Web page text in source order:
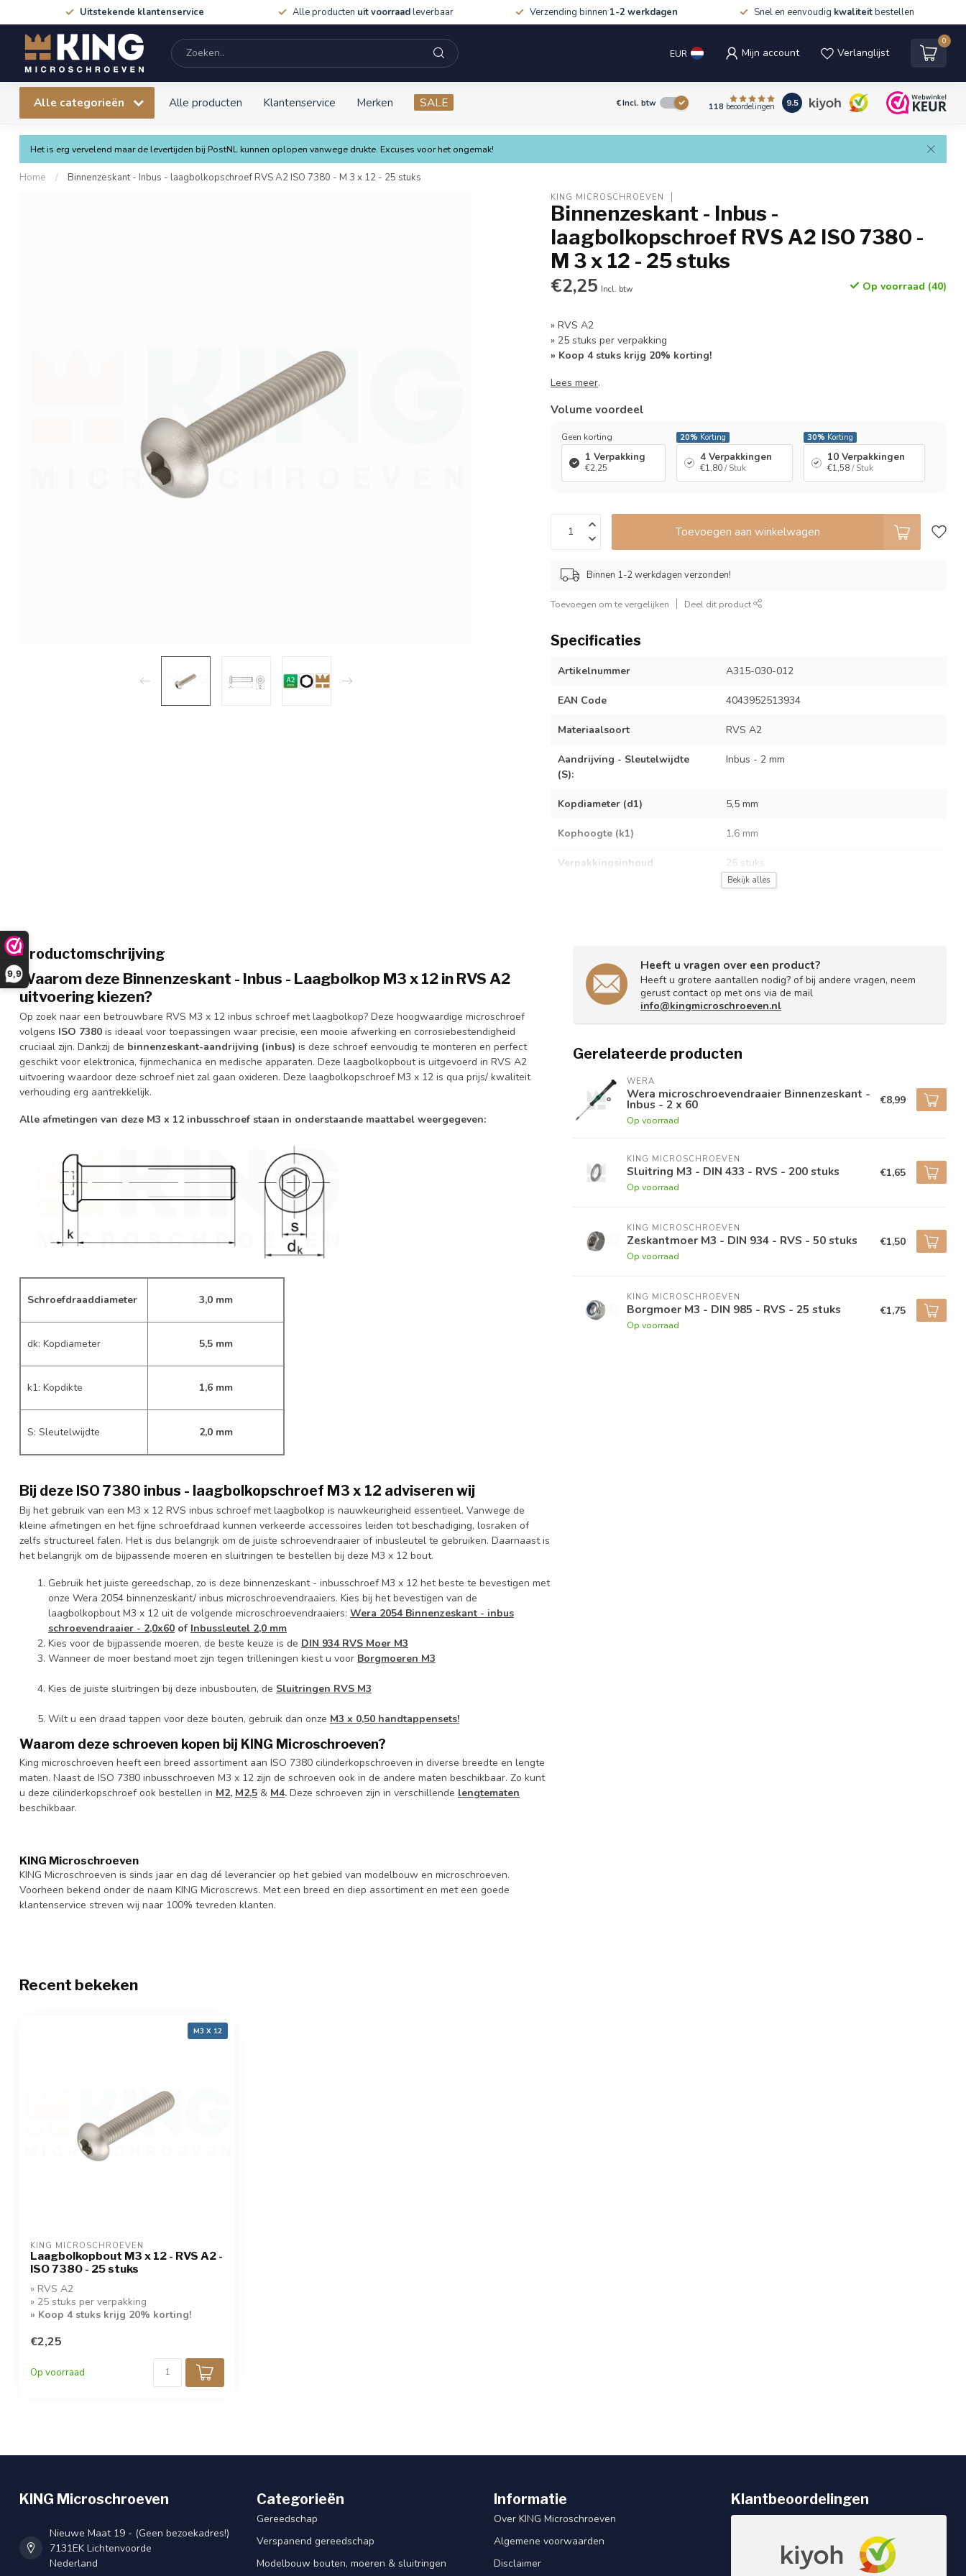
9,9
Uitstekende klantenservice Alle producten uit voorraadleverbaar Verzending binnen 1-2 werkdagen Snel en eenvoudig kwaliteitbestellen
EUR Mijn account Verlanglijst
0
Alle categorieën Alle producten Klantenservice Merken SALE €Incl. btw 118 beoordelingen 9.5
Het is erg vervelend maar de levertijden bij PostNL kunnen oplopen vanwege drukte. Excuses voor het ongemak!
Home / Binnenzeskant - Inbus - laagbolkopschroef RVS A2 ISO 7380 - M 3 x 12 - 25 stuks
KING MICROSCHROEVEN
Binnenzeskant - Inbus -
laagbolkopschroef RVS A2 ISO 7380 -
M 3 x 12 - 25 stuks
€2,25 Incl. btw Op voorraad (40)
» RVS A2
» 25 stuks per verpakking
» Koop 4 stuks krijg 20% korting!
Lees meer.
Volume voordeel
Geen korting
1 Verpakking
€2,25
20% Korting
4 Verpakkingen
€1,80 / Stuk
30% Korting
10 Verpakkingen
€1,58 / Stuk
Toevoegen aan winkelwagen
Binnen 1-2 werkdagen verzonden!
Toevoegen om te vergelijken Deel dit product
Specificaties
Artikelnummer A315-030-012
EAN Code 4043952513934
Materiaalsoort RVS A2
Aandrijving - Sleutelwijdte
(S):
Inbus - 2 mm
Kopdiameter (d1) 5,5 mm
Kophoogte (k1) 1,6 mm
Verpakkingsinhoud 25 stuks
Bekijk alles
Productomschrijving
Waarom deze Binnenzeskant - Inbus - Laagbolkop M3 x 12 in RVS A2
uitvoering kiezen?
Op zoek naar een betrouwbare RVS M3 x 12 inbus schroef met laagbolkop? Deze hoogwaardige microschroef
volgens ISO 7380 is ideaal voor toepassingen waar precisie, een mooie afwerking en corrosiebestendigheid
cruciaal zijn. Dankzij de binnenzeskant-aandrijving (inbus) is deze schroef eenvoudig te monteren en perfect
geschikt voor elektronica, fijnmechanica en medische apparaten. Deze laagbolkopbout is uitgevoerd in RVS A2
uitvoering waardoor deze schroef niet zal gaan oxideren. Deze laagbolkopschroef M3 x 12 is qua prijs/ kwaliteit
verhouding erg aantrekkelijk.
Alle afmetingen van deze M3 x 12 inbusschroef staan in onderstaande maattabel weergegeven:
Schroefdraaddiameter 3,0 mm
dk: Kopdiameter 5,5 mm
k1: Kopdikte 1,6 mm
S: Sleutelwijdte 2,0 mm
Bij deze ISO 7380 inbus - laagbolkopschroef M3 x 12 adviseren wij
Bij het gebruik van een M3 x 12 RVS inbus schroef met laagbolkop is nauwkeurigheid essentieel. Vanwege de
kleine afmetingen en het fijne schroefdraad kunnen verkeerde accessoires leiden tot beschadiging, losraken of
zelfs structureel falen. Het is dus belangrijk om de juiste schroevendraaier of inbusleutel te gebruiken. Daarnaast is
het belangrijk om de bijpassende moeren en sluitringen te bestellen bij deze M3 x 12 bout.
Gebruik het juiste gereedschap, zo is deze binnenzeskant - inbusschroef M3 x 12 het beste te bevestigen met
onze Wera 2054 binnenzeskant/ inbus microschroevendraaiers. Kies bij het bevestigen van de
laagbolkopbout M3 x 12 uit de volgende microschroevendraaiers: Wera 2054 Binnenzeskant - inbus
schroevendraaier - 2,0x60 of Inbussleutel 2,0 mm
Kies voor de bijpassende moeren, de beste keuze is de DIN 934 RVS Moer M3
Wanneer de moer bestand moet zijn tegen trilleningen kiest u voor Borgmoeren M3
Kies de juiste sluitringen bij deze inbusbouten, de Sluitringen RVS M3
Wilt u een draad tappen voor deze bouten, gebruik dan onze M3 x 0,50 handtappensets!
Waarom deze schroeven kopen bij KING Microschroeven?
King microschroeven heeft een breed assortiment aan ISO 7380 cilinderkopschroeven in diverse breedte en lengte
maten. Naast de ISO 7380 inbusschroeven M3 x 12 zijn de schroeven ook in de andere maten beschikbaar. Zo kunt
u deze cilinderkopschroef ook bestellen in M2, M2,5 & M4. Deze schroeven zijn in verschillende lengtematen
beschikbaar.
KING Microschroeven
KING Microschroeven is sinds jaar en dag dé leverancier op het gebied van modelbouw en microschroeven.
Voorheen bekend onder de naam KING Microscrews. Met een breed en diep assortiment en met een goede
klantenservice streven wij naar 100% tevreden klanten.
Heeft u vragen over een product?
Heeft u grotere aantallen nodig? of bij andere vragen, neem
gerust contact op met ons via de mail
info@kingmicroschroeven.nl
Gerelateerde producten
WERA
Wera microschroevendraaier Binnenzeskant -
Inbus - 2 x 60
Op voorraad
€8,99
KING MICROSCHROEVEN
Sluitring M3 - DIN 433 - RVS - 200 stuks
Op voorraad
€1,65
KING MICROSCHROEVEN
Zeskantmoer M3 - DIN 934 - RVS - 50 stuks
Op voorraad
€1,50
KING MICROSCHROEVEN
Borgmoer M3 - DIN 985 - RVS - 25 stuks
Op voorraad
€1,75
Recent bekeken
M3 X 12
KING MICROSCHROEVEN
Laagbolkopbout M3 x 12 - RVS A2 -
ISO 7380 - 25 stuks
» RVS A2
» 25 stuks per verpakking
» Koop 4 stuks krijg 20% korting!
€2,25
Op voorraad
KING Microschroeven
Nieuwe Maat 19 - (Geen bezoekadres!)
7131EK Lichtenvoorde
Nederland
Categorieën
Gereedschap
Verspanend gereedschap
Modelbouw bouten, moeren & sluitringen
Informatie
Over KING Microschroeven
Algemene voorwaarden
Disclaimer
Klantbeoordelingen